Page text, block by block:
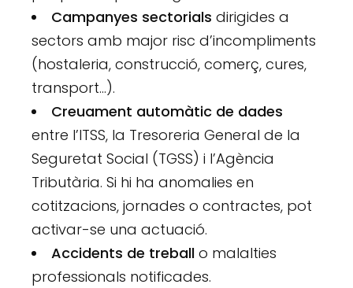
Campanyes sectorials dirigides a
sectors amb major risc d’incompliments
(hostaleria, construcció, comerç, cures,
transport…).
Creuament automàtic de dades
entre l’ITSS, la Tresoreria General de la
Seguretat Social (TGSS) i l’Agència
Tributària. Si hi ha anomalies en
cotitzacions, jornades o contractes, pot
activar-se una actuació.
Accidents de treball o malalties
professionals notificades.